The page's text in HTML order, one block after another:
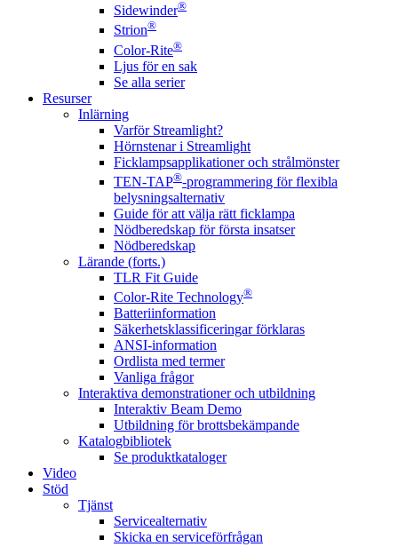
Sidewinder®
Strion®
Color-Rite®
Ljus för en sak
Se alla serier
Resurser
Inlärning
Varför Streamlight?
Hörnstenar i Streamlight
Ficklampsapplikationer och strålmönster
TEN-TAP®-programmering för flexibla
belysningsalternativ
Guide för att välja rätt ficklampa
Nödberedskap för första insatser
Nödberedskap
Lärande (forts.)
TLR Fit Guide
Color-Rite Technology®
Batteriinformation
Säkerhetsklassificeringar förklaras
ANSI-information
Ordlista med termer
Vanliga frågor
Interaktiva demonstrationer och utbildning
Interaktiv Beam Demo
Utbildning för brottsbekämpande
Katalogbibliotek
Se produktkataloger
Video
Stöd
Tjänst
Servicealternativ
Skicka en serviceförfrågan